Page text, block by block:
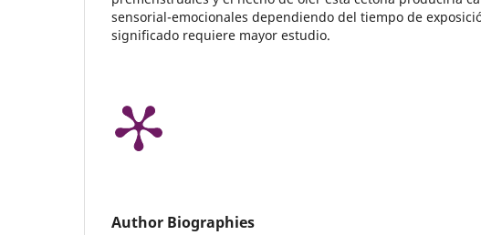
sensorial-emocionales dependiendo del tiempo de
significado requiere mayor estudio.
Author Biographies